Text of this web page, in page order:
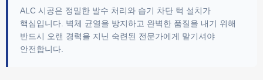
ALC 시공은 정밀한 발수 처리와 습기 차단 턱 설치가
핵심입니다. 벽체 균열을 방지하고 완벽한 품질을 내기 위해
반드시 오랜 경력을 지닌 숙련된 전문가에게 맡기셔야
안전합니다.